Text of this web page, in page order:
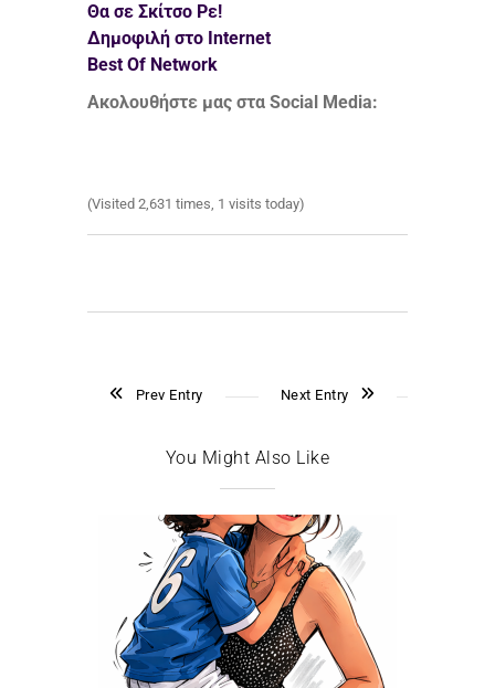
Θα σε Σκίτσο Ρε!
Δημοφιλή στο Internet
Best Of Network
Ακολουθήστε μας στα Social Media:
(Visited 2,631 times, 1 visits today)
Prev Entry Next Entry
You Might Also Like